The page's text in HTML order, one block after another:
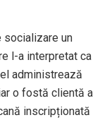
socializare un
l-a interpretat ca
administrează
o fostă clientă a
inscripționată